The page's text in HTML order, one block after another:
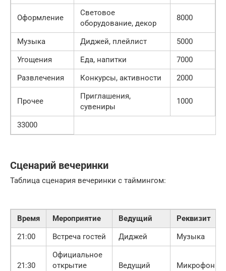
Оформление
Световое
оборудование, декор
8000
Музыка Диджей, плейлист
5000
Угощения
Еда, напитки
7000
Развлечения
Конкурсы, активности 2000
Прочее
Приглашения,
сувениры
1000
33000
Сценарий вечеринки
Таблица сценария вечеринки с таймингом:
Время Мероприятие Ведущий
Реквизит
21:00
Встреча гостей Диджей Музыка
21:30
Официальное
открытие
Ведущий Микрофон